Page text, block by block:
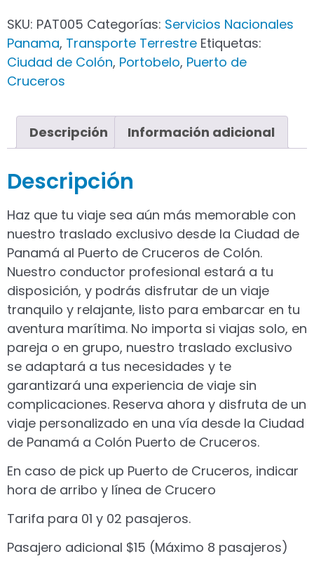
SKU: PAT005 Categorías: Servicios Nacionales
Panama, Transporte Terrestre Etiquetas:
Ciudad de Colón, Portobelo, Puerto de
Cruceros
Descripción Información adicional
Descripción
Haz que tu viaje sea aún más memorable con
nuestro traslado exclusivo desde la Ciudad de
Panamá al Puerto de Cruceros de Colón.
Nuestro conductor profesional estará a tu
disposición, y podrás disfrutar de un viaje
tranquilo y relajante, listo para embarcar en tu
aventura marítima. No importa si viajas solo, en
pareja o en grupo, nuestro traslado exclusivo
se adaptará a tus necesidades y te
garantizará una experiencia de viaje sin
complicaciones. Reserva ahora y disfruta de un
viaje personalizado en una vía desde la Ciudad
de Panamá a Colón Puerto de Cruceros.
En caso de pick up Puerto de Cruceros, indicar
hora de arribo y línea de Crucero
Tarifa para 01 y 02 pasajeros.
Pasajero adicional $15 (Máximo 8 pasajeros)